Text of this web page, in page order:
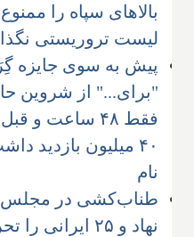
بالاهای سپاه را
لیست تروریستی
پیش به سوی جایزه
"برای..." از شروین
فقط ۴۸ ساعت
۴۰ میلیون بازدید
نام
نهاد و ۲۵